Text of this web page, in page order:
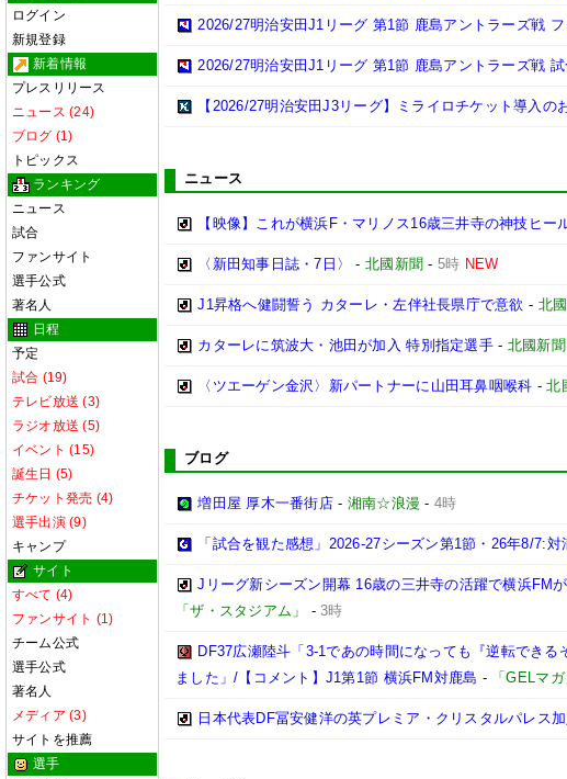
ログイン
新規登録
新着情報
プレスリリース
ニュース (24)
ブログ (1)
トピックス
ランキング
ニュース
試合
ファンサイト
選手公式
著名人
日程
予定
試合 (19)
テレビ放送 (3)
ラジオ放送 (5)
イベント (15)
誕生日 (5)
チケット発売 (4)
選手出演 (9)
キャンプ
サイト
すべて (4)
ファンサイト (1)
チーム公式
選手公式
著名人
メディア (3)
サイトを推薦
選手
2026/27明治安田J1リーグ 第1節 鹿島アントラーズ戦
2026/27明治安田J1リーグ 第1節 鹿島アントラーズ戦 試
【2026/27明治安田J3リーグ】ミライロチケット導入の
ニュース
【映像】これが横浜F・マリノス16歳三井寺の神技ヒー
〈新田知事日誌・7日〉 -北國新聞 - 5時 NEW
J1昇格へ健闘誓う カターレ・左伴社長県庁で意欲 - 北
カターレに筑波大・池田が加入 特別指定選手- 北國新聞
〈ツエーゲン金沢〉新パートナーに山田耳鼻咽喉科 -北
ブログ
増田屋 厚木一番街店- 湘南☆浪漫 - 4時
「試合を観た感想」2026-27シーズン第1節・26年8/7:対
Jリーグ新シーズン開幕 16歳の三井寺の活躍で横浜FM
「ザ・スタジアム」
-3時
DF37広瀬陸斗「3-1であの時間になっても『逆転でき
ました」/【コメント】J1第1節 横浜FM対鹿島 - 「GELマ
日本代表DF冨安健洋の英プレミア・クリスタルパレス